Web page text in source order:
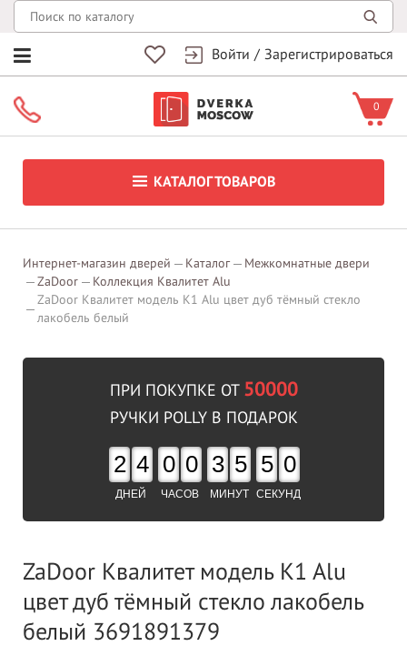
Войти / Зарегистрироваться
0
КАТАЛОГ ТОВАРОВ
Интернет-магазин дверей Каталог
Межкомнатные двери
ZaDoor
Коллекция Квалитет Alu
ZaDoor Квалитет модель K1 Alu цвет дуб тёмный стекло
лакобель белый
ПРИ ПОКУПКЕ ОТ 50000
РУЧКИ POLLY В ПОДАРОК
2 4
ДНЕЙ
0 0
ЧАСОВ
3 5
МИНУТ
4 9
СЕКУНД
ZaDoor Квалитет модель K1 Alu
цвет дуб тёмный стекло лакобель
белый 3691891379